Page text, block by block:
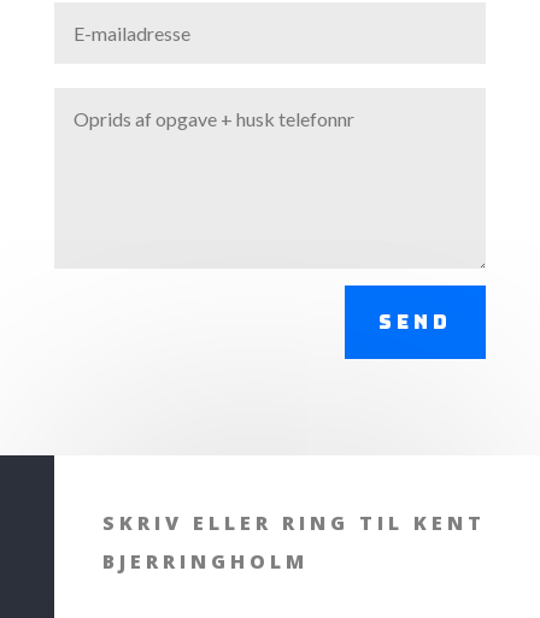
SEND
SKRIV ELLER RING TIL KENT
BJERRINGHOLM